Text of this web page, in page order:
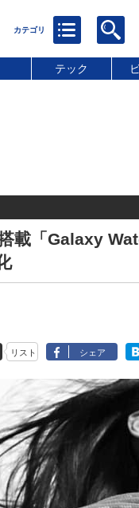
テック
載「Galaxy
リスト シェア